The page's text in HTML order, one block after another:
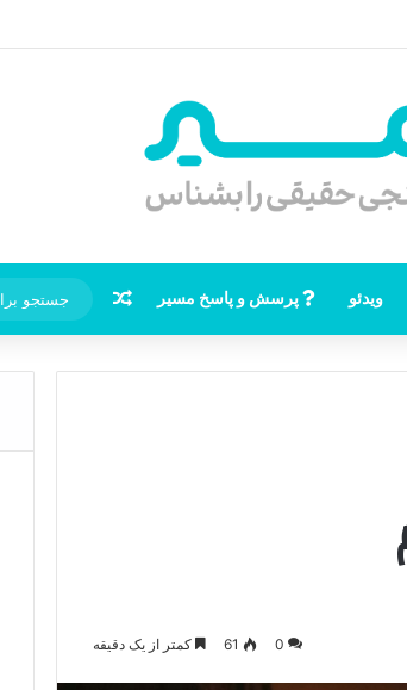
ویدئو پرسش و پاسخ مسیر نوشته تصادفی
0
61 کمتر از یک دقیقه